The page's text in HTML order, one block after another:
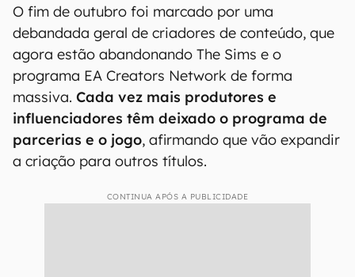
O fim de outubro foi marcado por uma
debandada geral de criadores de conteúdo, que
agora estão abandonando The Sims e o
programa EA Creators Network de forma
massiva. Cada vez mais produtores e
influenciadores têm deixado o programa de
parcerias e o jogo, afirmando que vão expandir
a criação para outros títulos.
CONTINUA APÓS A PUBLICIDADE